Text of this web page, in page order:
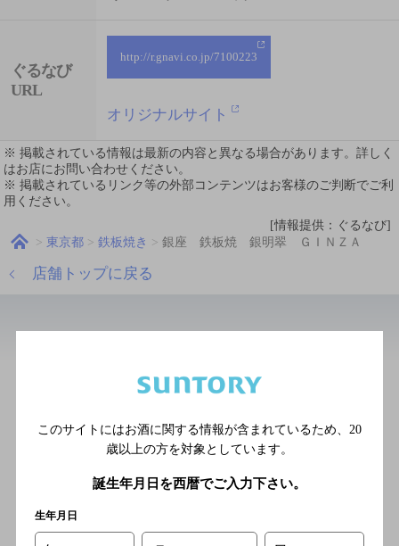
ぐるなび
URL
http://r.gnavi.co.jp/7100223
オリジナルサイト
※ 掲載されている情報は最新の内容と異なる場合があります。詳しく
はお店にお問い合わせください。
※ 掲載されているリンク等の外部コンテンツはお客様のご判断でご利
用ください。
[情報提供：ぐるなび]
東京都 鉄板焼き 銀座 鉄板焼 銀明翠 ＧＩＮＺＡ
店舗トップに戻る
銀座 鉄板焼き 銀座 響や
東京メトロ銀座線 銀座駅Ａ
線 新橋駅銀座口より徒歩9
このサイトにはお酒に関する情報が含まれているため、 20
歳以上の方を対象としています。
誕生年月日を西暦でご入力下さい。
生年月日